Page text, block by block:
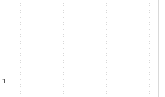
1